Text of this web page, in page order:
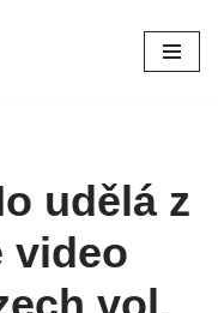
udělá z
video